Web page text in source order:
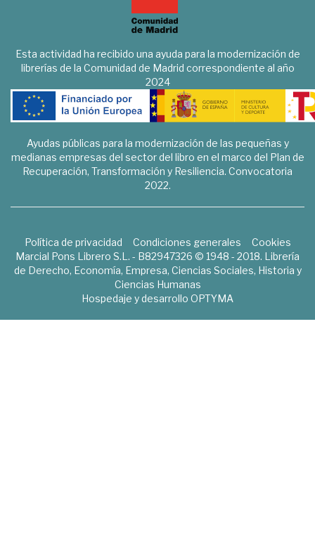
Esta actividad ha recibido una ayuda para la modernización de
librerías de la Comunidad de Madrid correspondiente al año
2024
Ayudas públicas para la modernización de las pequeñas y
medianas empresas del sector del libro en el marco del Plan de
Recuperación, Transformación y Resiliencia. Convocatoria
2022.
Política de privacidad Condiciones generales
Cookies
Marcial Pons Librero S.L. - B82947326 © 1948 - 2018. Librería
de Derecho, Economía, Empresa, Ciencias Sociales, Historia y
Ciencias Humanas
Hospedaje y desarrollo OPTYMA